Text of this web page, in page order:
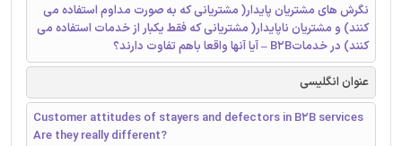
نگرش های مشتریان پایدار( مشتریانی که به صورت مداوم استفاده می
کنند) و مشتریان ناپایدار( مشتریانی که فقط یکبار از خدمات استفاده می
کنند) در خدماتB2B – آیا آنها واقعا باهم تفاوت دارند؟
عنوان انگلیسی
Customer attitudes of stayers and defectors in B2B services
Are they really different?